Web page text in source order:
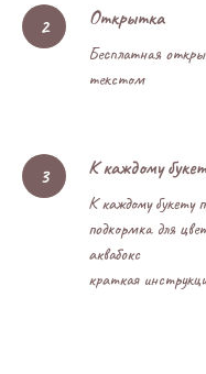
Открытка
Бесплатная
текстом
К каждому
К каждому букету
подкормка для
аквабокс
краткая